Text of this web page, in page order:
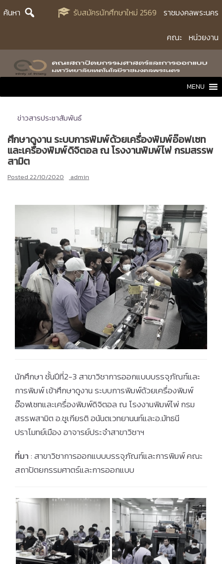
Skipค้นหา รับสมัครนักศึกษาใหม่ 2569 ราชมงคลพระนคร
คณะ หน่วยงาน
MENU
ข่าวสารประชาสัมพันธ์
ศึกษาดูงาน ระบบการพิมพ์ด้วยเครื่องพิมพ์อ๊อฟเซท
และเครื่องพิมพ์ดิจิตอล ณ โรงงานพิมพ์ไพ่ กรมสรรพ
สามิต
Posted 22/10/2020 admin
นักศึกษา ชั้นปีที่2-3 สาขาวิชาการออกแบบบรรจุภัณฑ์และ
การพิมพ์ เข้าศึกษาดูงาน ระบบการพิมพ์ด้วยเครื่องพิมพ์
อ๊อฟเซทและเครื่องพิมพ์ดิจิตอล ณ โรงงานพิมพ์ไพ่ กรม
สรรพสามิต อ.ชูเกียรติ อนันตเวทยานนท์และอ.มัทธนี
ปราโมทย์เมือง อาจารย์ประจำสาขาวิชาฯ
ที่มา: สาขาวิชาการออกแบบบรรจุภัณฑ์และการพิมพ์ คณะ
สถาปัตยกรรมศาตร์และการออกแบบ